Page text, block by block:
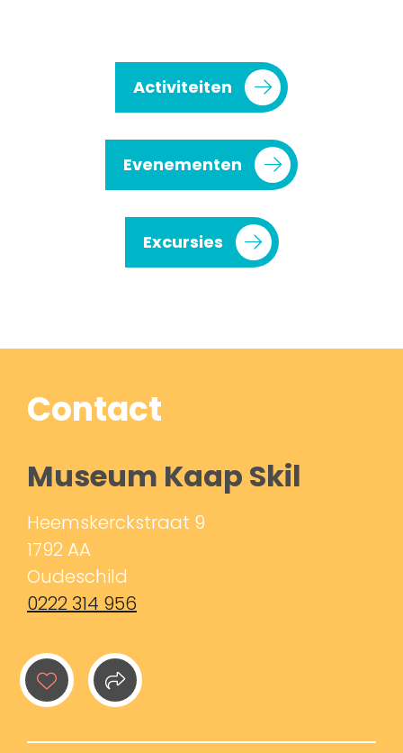
Activiteiten
Evenementen
Excursies
Contact
Museum Kaap Skil
Heemskerckstraat 9
1792 AA
Oudeschild
0222 314 956